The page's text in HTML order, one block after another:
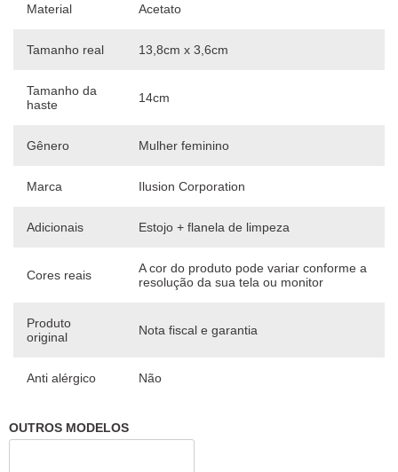
Material Acetato
Tamanho real 13,8cm x 3,6cm
Tamanho da
haste
14cm
Gênero Mulher feminino
Marca Ilusion Corporation
Adicionais Estojo + flanela de limpeza
Cores reais
A cor do produto pode variar conforme a
resolução da sua tela ou monitor
Produto
original
Nota fiscal e garantia
Anti alérgico Não
OUTROS MODELOS